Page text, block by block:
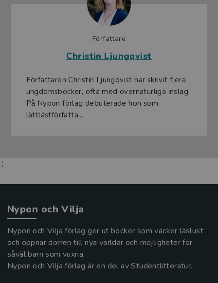
Författare
Christin Ljungqvist
Författaren Christin Ljungqvist har skrivit flera
ungdomsböcker, ofta med övernaturliga inslag.
På Nypon förlag debuterade hon som
lättlästförfatta...
;
Nypon och Vilja
Nypon och Vilja förlag ger ut böcker som väcker läslust
och öppnar dörren till nya världar och möjligheter för
såväl barn som vuxna.
Nypon och Vilja förlag är en del av Studentlitteratur.